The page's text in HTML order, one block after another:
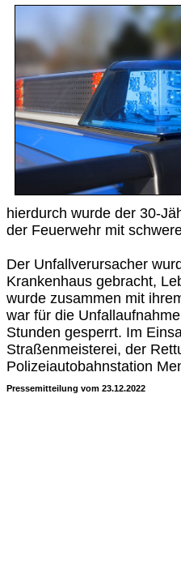
hierdurch wurde der 30-
der Feuerwehr mit
Der Unfallverursacher
Krankenhaus gebracht,
wurde zusammen mit
war für die
Stunden gesperrt. Im
Straßenmeisterei, der
Polizeiautobahnstation
Pressemitteilung vom 23.12.2022